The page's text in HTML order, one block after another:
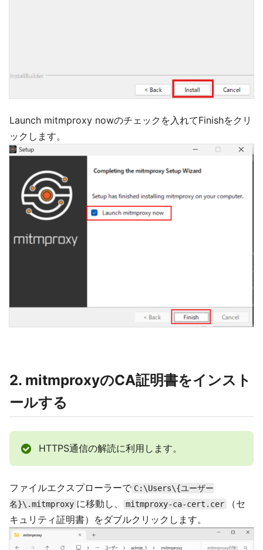
Launch mitmproxy nowのチェックを入れてFinishをクリ
ックします。
2. mitmproxyのCA証明書をインスト
ールする
HTTPS通信の解読に利用します。
ファイルエクスプローラーで C:\Users\{ユーザー
名}\.mitmproxy に移動し、 mitmproxy-ca-cert.cer
（セ
キュリティ証明書）をダブルクリックします。